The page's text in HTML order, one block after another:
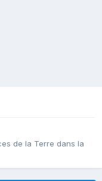
de la Terre dans la